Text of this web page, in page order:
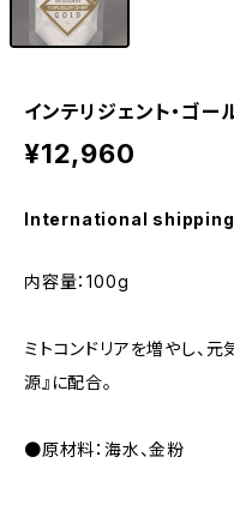
インテリジェント・ゴー
¥12,960
International
内容量：100g
ミトコンドリアを増やし、
源』に配合。
●原材料：海水、金粉